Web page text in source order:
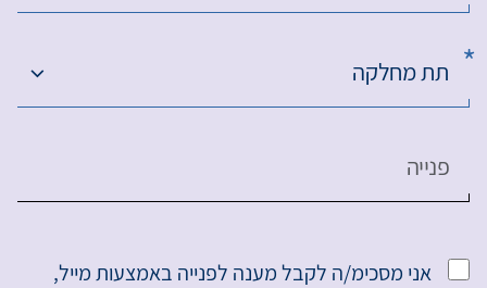
תת מחלקה
פנייה
אני מסכימ/ה לקבל מענה לפנייה באמצעות מייל,